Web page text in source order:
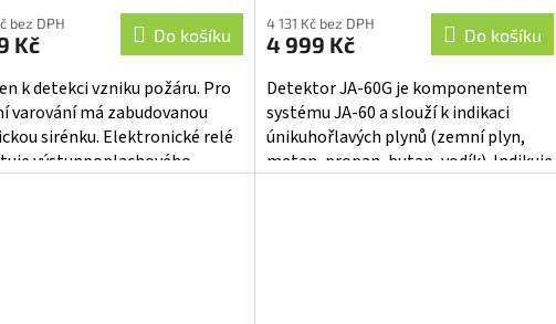
bez DPH
Kč Do košíku
k detekci vzniku požáru. Pro
varování má zabudovanou
sirénku. Elektronické relé
výstuppoplachového
produktu
je
5,0
z
5
hvězdiček.
4 131 Kč bez DPH
4 999 Kč Do košíku
Detektor JA-60G je komponentem
systému JA-60 a slouží k indikaci
únikuhořlavých plynů (zemní plyn,
metan, propan, butan, vodík). Indikuje